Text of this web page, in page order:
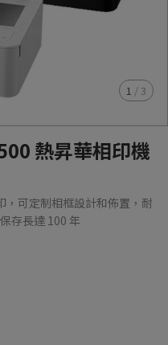
1 / 3
熱昇華相印機
，可定制相框設計和佈置，耐
存長達 100 年